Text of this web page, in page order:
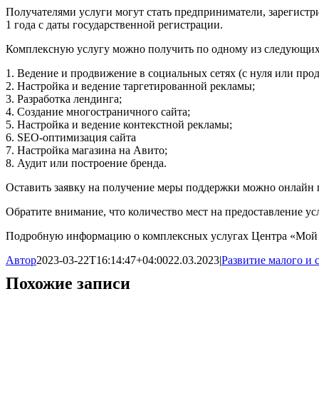
Получателями услуги могут стать предприниматели,
1 года с даты государственной регистрации.
Комплексную услугу можно получить по одному из
1. Ведение и продвижение в социальных сетях (с нуля или
2. Настройка и ведение таргетированной рекламы;
3. Разработка лендинга;
4. Создание многостраничного сайта;
5. Настройка и ведение контекстной рекламы;
6. SEO-оптимизация сайта
7. Настройка магазина на Авито;
8. Аудит или построение бренда.
Оставить заявку на получение меры поддержки можно
Обратите внимание, что количество мест на предоставление
Подробную информацию о комплексных услугах Центра «Мой
Автор2023-03-22T16:14:47+04:0022.03.2023|Развитие малого и
Похожие записи